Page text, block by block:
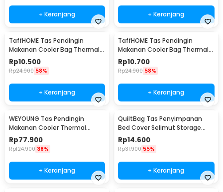
+ Keranjang + Keranjang
TaffHOME Tas Pendingin
Makanan Cooler Bag Thermal
Insulated Bag 28x14x17cm -
H24
Rp10.500
Rp24.900 58%
+ Keranjang
TaffHOME Tas Pendingin
Makanan Cooler Bag Thermal
Insulated Bag 21x14x17cm -
H24
Rp10.700
Rp24.900 58%
+ Keranjang
WEYOUNG Tas Pendingin
Makanan Cooler Thermal
Insulated Bag 18L - M40
Rp77.900
Rp124.900 38%
+ Keranjang
QuiltBag Tas Penyimpanan
Bed Cover Selimut Storage
Bag Organizer 1 PCS - MT6
Rp14.600
Rp31.900 55%
+ Keranjang